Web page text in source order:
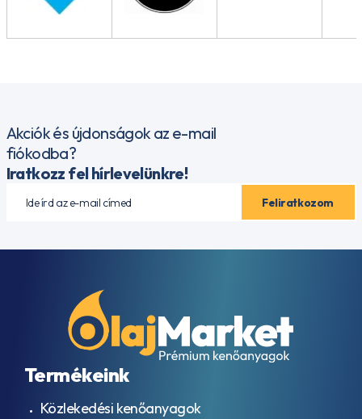
Akciók és újdonságok az e-mail
fiókodba?
Iratkozz fel hírlevelünkre!
Termékeink
Közlekedési kenőanyagok